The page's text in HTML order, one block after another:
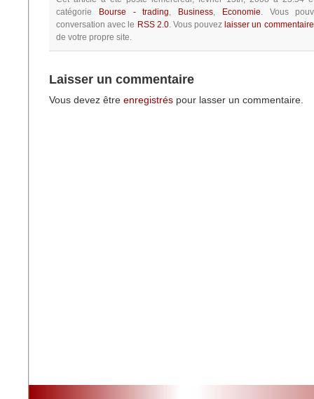
catégorie
Bourse - trading, Business, Economie. Vous
conversation avec le RSS 2.0. Vous pouvez laisser un commentaire
de votre propre site.
Laisser un commentaire
Vous devez être enregistrés pour lasser un commentaire.